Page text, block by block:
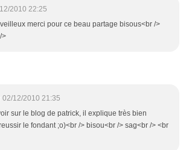
2010 22:25
merci pour ce beau partage bisous<br />
>
02/12/2010 21:35
sur le blog de patrick, il explique très bien
le fondant ;o)<br /> bisou<br /> sag<br /> <br